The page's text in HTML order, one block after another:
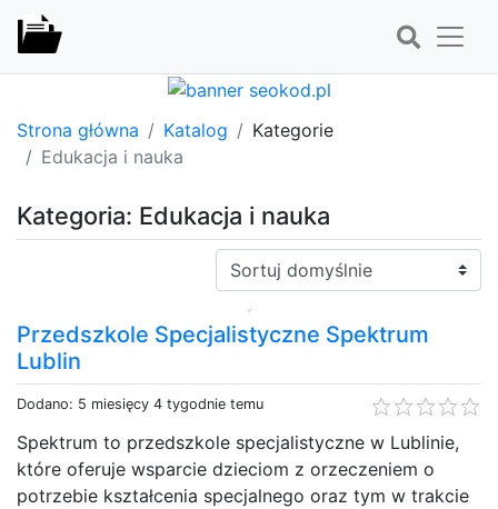
Strona główna Katalog
Kategorie
Edukacja i nauka
Kategoria: Edukacja i nauka
Sortuj:
Przedszkole Specjalistyczne Spektrum
Lublin
Dodano: 5 miesięcy 4 tygodnie temu
Spektrum to przedszkole specjalistyczne w Lublinie,
które oferuje wsparcie dzieciom z orzeczeniem o
potrzebie kształcenia specjalnego oraz tym w trakcie